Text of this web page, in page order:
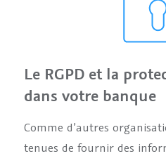
Le RGPD et la
dans votre banque
Comme d’autres
tenues de fournir des